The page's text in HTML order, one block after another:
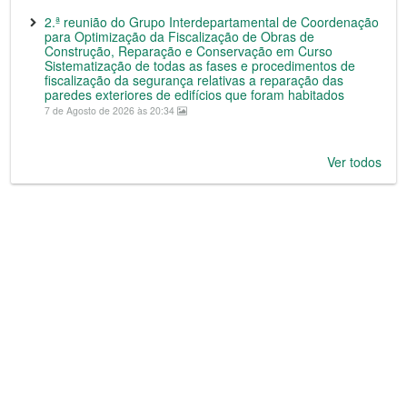
2.ª reunião do Grupo Interdepartamental de Coordenação
para Optimização da Fiscalização de Obras de
Construção, Reparação e Conservação em Curso
Sistematização de todas as fases e procedimentos de
fiscalização da segurança relativas a reparação das
paredes exteriores de edifícios que foram habitados
7 de Agosto de 2026 às 20:34
Ver todos